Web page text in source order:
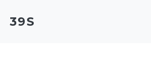
39S